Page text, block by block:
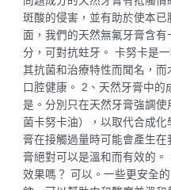
斑酸的侵害，並有助於使本
面，我們的天然無氟牙膏含
分，可對抗蛀牙。 卡努卡是
其抗菌和治療特性而聞名，
口腔健康。 2、天然牙膏中的
是。分別只在天然牙膏強調
菌卡努卡油），以取代合成
膏在接觸過量時可能會產生
膏絕對可以是溫和而有效的
效果嗎？ 可以。一些更安全